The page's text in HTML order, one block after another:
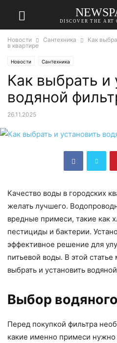
DISCOVER THE ART
Новости Сантехника
Как
в квартире
Новости Сантехника
Как выбрать и
водяной
26.11.2025
Качество воды в городских
желать лучшего.
вредные примеси, такие как
пестициды и бактерии.
эффективное решение для
питьевой воды. В этой
выбрать и установить
Выбор
Перед покупкой фильтра
какие именно примеси нужно